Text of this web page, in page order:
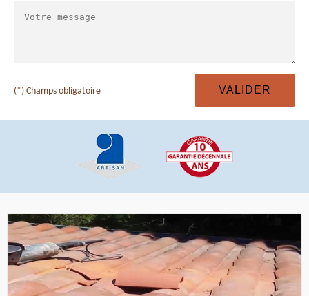
(*) Champs obligatoire